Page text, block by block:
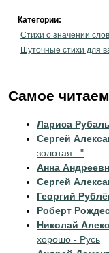
Категории:
Стихи о значении слов
Шуточные стихи для
Самое
Лариса
Сергей
золотая..."
Анна
Сергей
Георгий
Роберт
Николай
хорошо - Русь